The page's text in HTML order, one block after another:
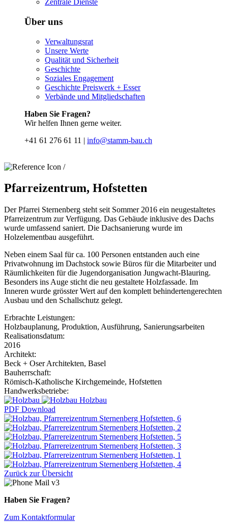
Zentrale Dienste
Über uns
Verwaltungsrat
Unsere Werte
Qualität und Sicherheit
Geschichte
Soziales Engagement
Geschichte Preiswerk + Esser
Verbände und Mitgliedschaften
Haben Sie Fragen?
Wir helfen Ihnen gerne weiter.
+41 61 276 61 11 | info@stamm-bau.ch
/
Pfarreizentrum, Hofstetten
Der Pfarrei Sternenberg steht seit Sommer 2016 ein neugestaltetes
Pfarreizentrum zur Verfügung. Das Gebäude inklusive des Dachs
wurde umfassend saniert. Die Dachsanierung wurde im
Holzelementbau ausgeführt.
Neben einem Saal für ca. 100 Personen entstanden auch eine
Privatwohnung im Dachstock sowie Büros für die Mitarbeiter und
Räumlichkeiten für die Jugendorganisation Jungwacht-Blauring.
Besonders ins Auge sticht die neu gestaltete Holzfassade. Im
Inneren wurde grösster Wert auf den komplett behindertengerechten
Ausbau und den Schallschutz gelegt.
Erbrachte Leistungen:
Holzbauplanung, Produktion, Ausführung, Sanierungsarbeiten
Realisationsdatum:
2016
Architekt:
Beck + Oser Architekten, Basel
Bauherrschaft:
Römisch-Katholische Kirchgemeinde, Hofstetten
Handwerksbetriebe:
Holzbau
PDF Download
Zurück zur Übersicht
Haben Sie Fragen?
Zum Kontaktformular